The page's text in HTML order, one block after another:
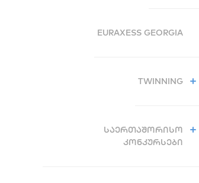
EURAXESS GEORGIA
TWINNING
ᲡᲐᲔᲠᲗᲐᲨᲝᲠᲘᲡᲝ
ᲙᲝᲜᲙᲣᲠᲡᲔᲑᲘ